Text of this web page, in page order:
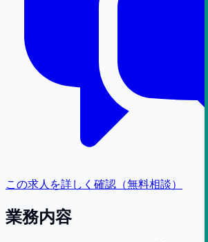
この求人を詳しく確認（無料相談）
業務内容